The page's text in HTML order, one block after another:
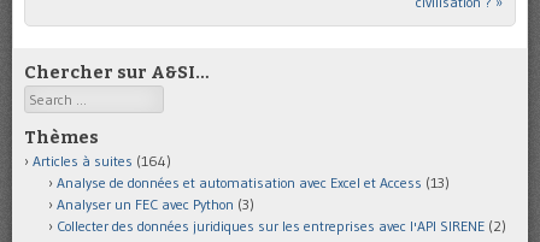
Chercher sur A&SI…
Search
Thèmes
Articles à suites (164)
Analyse de données et automatisation avec Excel et Access (13)
Analyser un FEC avec Python (3)
Collecter des données juridiques sur les entreprises avec l'API SIRENE (2)